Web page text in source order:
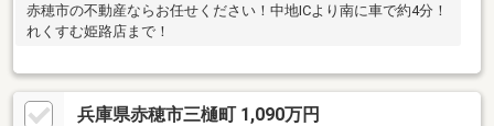
赤穂市の不動産ならお任せください！中地ICより南に車で約4分！
れくすむ姫路店まで！
兵庫県赤穂市三樋町 1,090万円